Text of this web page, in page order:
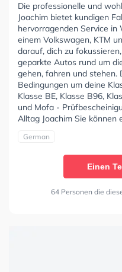
Die professionelle und
Joachim bietet kundigen
hervorragenden Service
einem Volkswagen, KTM
darauf, dich zu
geparkte Autos rund um
gehen, fahren und stehen.
Bedingungen um deine
Klasse BE, Klasse B96,
und Mofa -
Alltag Joachim Sie können
German
Einen
64 Personen die